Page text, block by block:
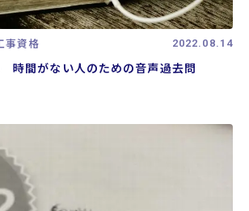
事資格 2022.08.14
時間がない人のための音声過去問